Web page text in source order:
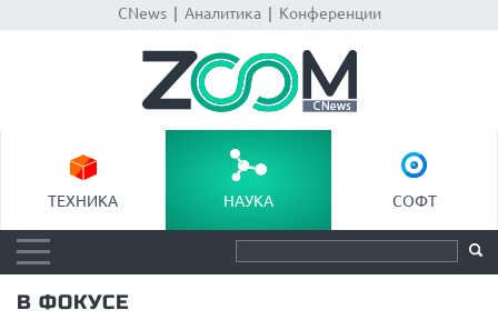
CNews| Аналитика| Конференции
ТЕХНИКА НАУКА СОФТ
В ФОКУСЕ